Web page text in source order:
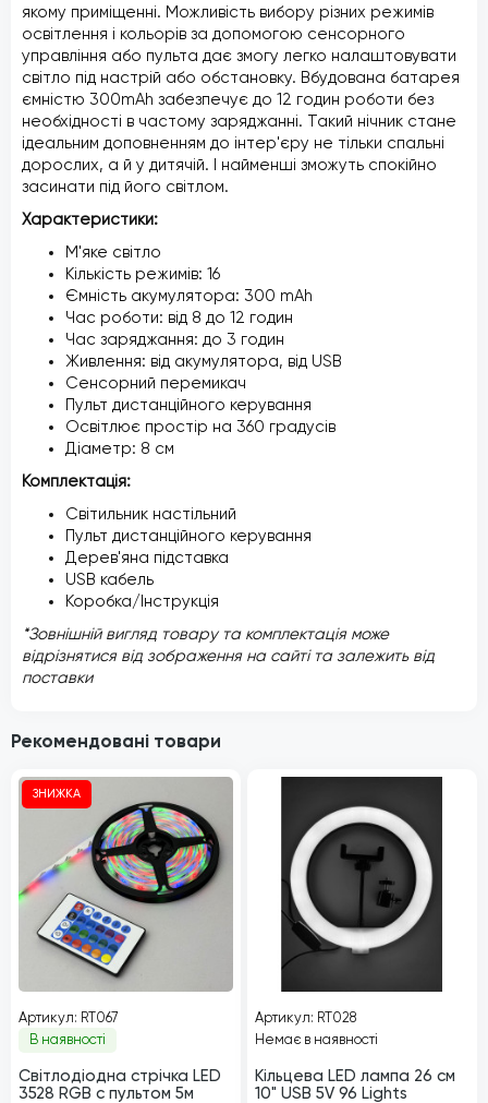
якому приміщенні. Можливість вибору різних режимів
освітлення і кольорів за допомогою сенсорного
управління або пульта дає змогу легко налаштовувати
світло під настрій або обстановку. Вбудована батарея
ємністю 300mAh забезпечує до 12 годин роботи без
необхідності в частому заряджанні. Такий нічник стане
ідеальним доповненням до інтер'єру не тільки спальні
дорослих, а й у дитячій. І найменші зможуть спокійно
засинати під його світлом.
Характеристики:
М'яке світло
Кількість режимів: 16
Ємність акумулятора: 300 mAh
Час роботи: від 8 до 12 годин
Час заряджання: до 3 годин
Живлення: від акумулятора, від USB
Сенсорний перемикач
Пульт дистанційного керування
Освітлює простір на 360 градусів
Діаметр: 8 см
Комплектація:
Світильник настільний
Пульт дистанційного керування
Дерев'яна підставка
USB кабель
Коробка/Інструкція
*Зовнішній вигляд товару та комплектація може
відрізнятися від зображення на сайті та залежить від
поставки
Рекомендовані товари
ЗНИЖКА
Артикул: RT067
В наявності
Світлодіодна стрічка LED
3528 RGB с пультом 5м
Артикул: RT028
Немає в наявності
Кільцева LED лампа 26 см
10" USB 5V 96 Lights